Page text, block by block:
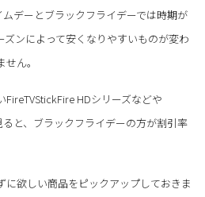
デーとブラックフライデーでは時期が
ンによって安くなりやすいものが変わ
ん。
HDシリーズなどや
と、ブラックフライデーの方が割引率
に欲しい商品をピックアップしておきま